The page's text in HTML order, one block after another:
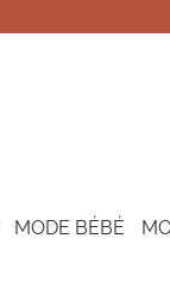
MODE BÉBÉ